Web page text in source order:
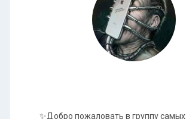
✨Добро пожаловать в группу самых